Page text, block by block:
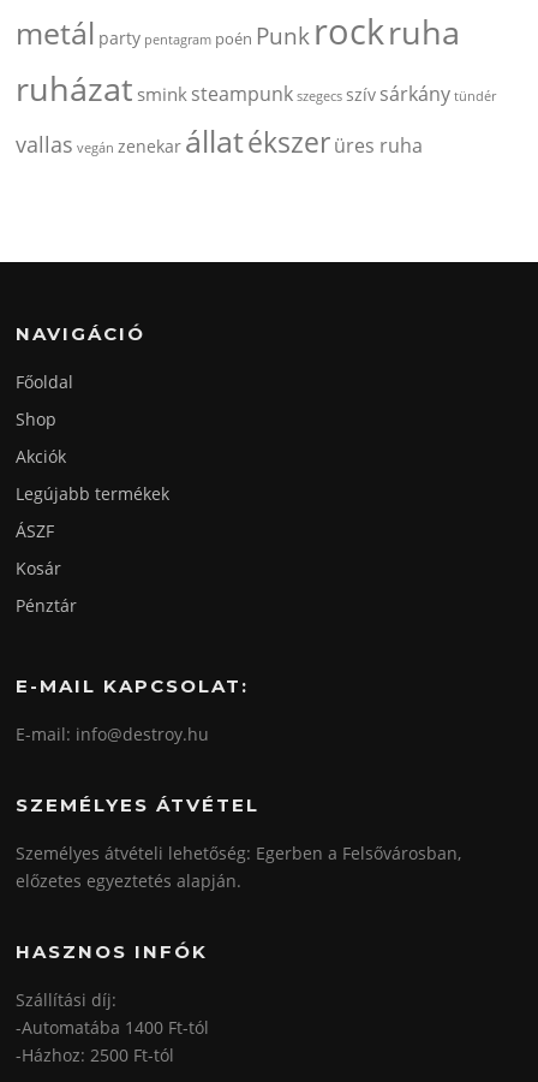
metál party pentagram poén Punkrockruha
ruházat smink steampunk szegecs szív sárkány tündér
vallas vegán zenekar állatékszerüres ruha
NAVIGÁCIÓ
Főoldal
Shop
Akciók
Legújabb termékek
ÁSZF
Kosár
Pénztár
E-MAIL KAPCSOLAT:
E-mail: info@destroy.hu
SZEMÉLYES ÁTVÉTEL
Személyes átvételi lehetőség: Egerben a Felsővárosban,
előzetes egyeztetés alapján.
HASZNOS INFÓK
Szállítási díj:
-Automatába 1400 Ft-tól
-Házhoz: 2500 Ft-tól